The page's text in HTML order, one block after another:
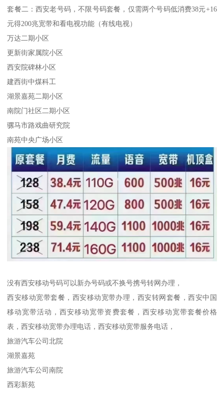
套餐二：西安老号码，不限号码套餐，仅需两个号码低消费38元+16
元得200兆宽带和看电视功能（有线电视）
万达二期小区
更新街家属院小区
西安院碑林小区
建西街中煤科工
湖景嘉苑二期小区
南院门社区二期小区
骡马市路戏曲研究院
南苑中央广场小区
没有西安移动号码可以新办号码或不换号携号转网办理，
西安移动宽带套餐，西安移动宽带办理，西安转网套餐，西安中国
移动宽带活动，西安移动宽带资费套餐，西安移动宽带套餐价格
表，西安移动宽带办理电话，西安移动宽带服务电话，
旅游汽车公司北院
湖景嘉苑
旅游汽车公司南院
西彩新苑